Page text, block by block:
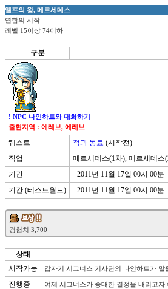
엘프의 왕, 메르세데스
연합의 시작
레벨 15이상 74이하
구분
! NPC 나인하트와 대화하기
출현지역 : 에레브, 에레브
퀘스트 적과 동료 (시작전)
직업
메르세데스(1차), 메르세데스
기간
- 2011년 11월 17일 00시 00분
기간 (테스트월드)
- 2011년 11월 17일 00시 00분
상태
시작가능
갑자기 시그너스 기사단의 나인하트가 말
진행중 여제 시그너스가 중대한 결정을 내리고